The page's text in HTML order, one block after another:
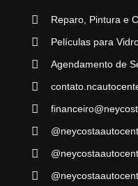
Reparo, Pintura e
Películas para
Agendamento de